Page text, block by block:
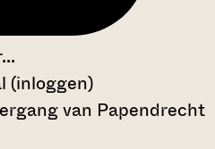
(inloggen)
van Papendrecht